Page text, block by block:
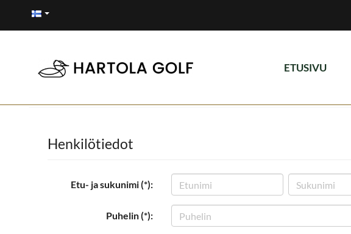
ETUSIVU
Henkilötiedot
Etu- ja sukunimi (*):
Puhelin (*):